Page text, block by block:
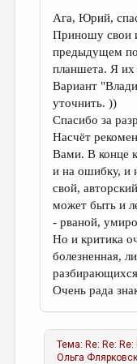
Ага, Юрий,
Приношу свои
предыдущем
планшета. Я их
Вариант
уточнить. ))
Спасибо за
Насчёт
Вами. В конце
и на ошибку, и
свой,
может быть и
- рваной,
Но и критика
болезненная,
Очень рада
Тема: Re: Re:
Ольга